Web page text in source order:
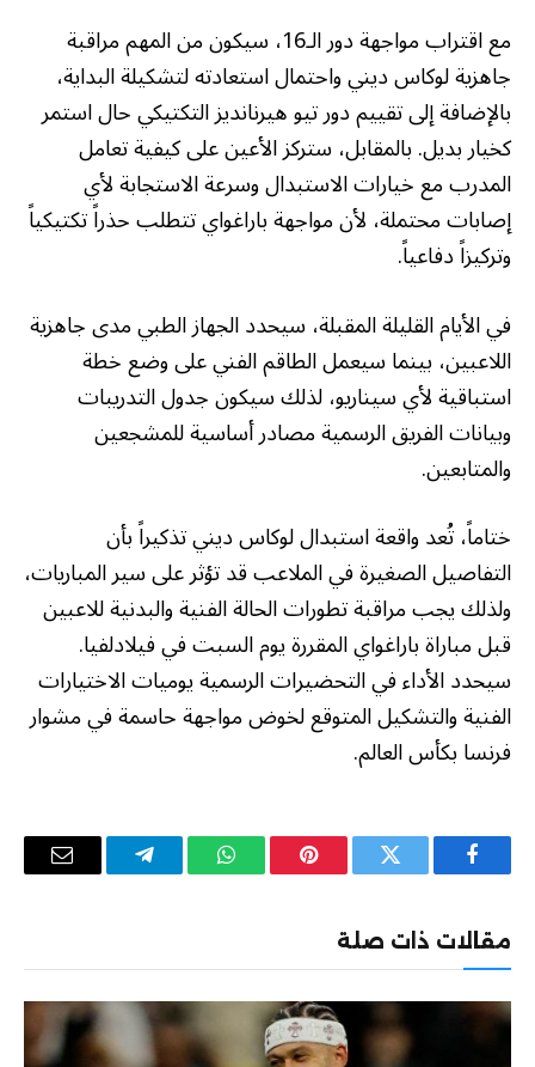
مع اقتراب مواجهة دور الـ16، سيكون من المهم مراقبة
جاهزية لوكاس ديني واحتمال استعادته لتشكيلة البداية،
بالإضافة إلى تقييم دور تيو هيرنانديز التكتيكي حال استمر
كخيار بديل. بالمقابل، ستركز الأعين على كيفية تعامل
المدرب مع خيارات الاستبدال وسرعة الاستجابة لأي
إصابات محتملة، لأن مواجهة باراغواي تتطلب حذراً تكتيكياً
وتركيزاً دفاعياً.
في الأيام القليلة المقبلة، سيحدد الجهاز الطبي مدى جاهزية
اللاعبين، بينما سيعمل الطاقم الفني على وضع خطة
استباقية لأي سيناريو، لذلك سيكون جدول التدريبات
وبيانات الفريق الرسمية مصادر أساسية للمشجعين
والمتابعين.
ختاماً، تُعد واقعة استبدال لوكاس ديني تذكيراً بأن
التفاصيل الصغيرة في الملاعب قد تؤثر على سير المباريات،
ولذلك يجب مراقبة تطورات الحالة الفنية والبدنية للاعبين
قبل مباراة باراغواي المقررة يوم السبت في فيلادلفيا.
سيحدد الأداء في التحضيرات الرسمية يوميات الاختيارات
الفنية والتشكيل المتوقع لخوض مواجهة حاسمة في مشوار
فرنسا بكأس العالم.
فيسبوك تويتر بينتيريستواتساب تيلقرام
البريد
مقالات ذات صلة